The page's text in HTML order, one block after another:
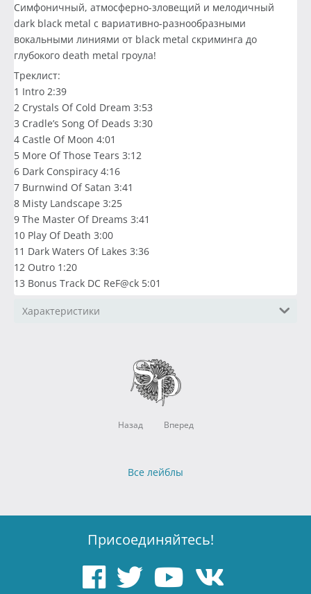
Симфоничный, атмосферно-зловещий и мелодичный
dark black metal с вариативно-разнообразными
вокальными линиями от black metal скриминга до
глубокого death metal гроула!
Треклист:
1 Intro 2:39
2 Crystals Of Cold Dream 3:53
3 Cradle’s Song Of Deads 3:30
4 Castle Of Moon 4:01
5 More Of Those Tears 3:12
6 Dark Conspiracy 4:16
7 Burnwind Of Satan 3:41
8 Misty Landscape 3:25
9 The Master Of Dreams 3:41
10 Play Of Death 3:00
11 Dark Waters Of Lakes 3:36
12 Outro 1:20
13 Bonus Track DC ReF@ck 5:01
Характеристики
Назад Вперед
Все лейблы
Присоединяйтесь!